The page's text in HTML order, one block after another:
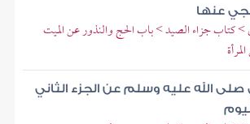
عنها
كتاب جزاء الصيد > باب الحج والنذور عن الميت
صلى الله عليه وسلم عن الجزء الثاني